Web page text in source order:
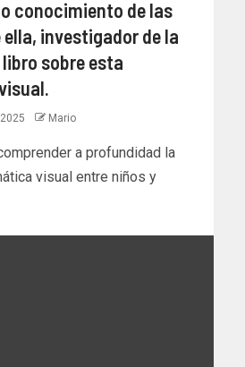
conocimiento de las
investigador de la
libro sobre esta
Mario
a profundidad la
visual entre niños y